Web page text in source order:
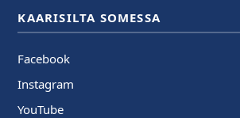
KAARISILTA SOMESSA
Facebook
Instagram
YouTube